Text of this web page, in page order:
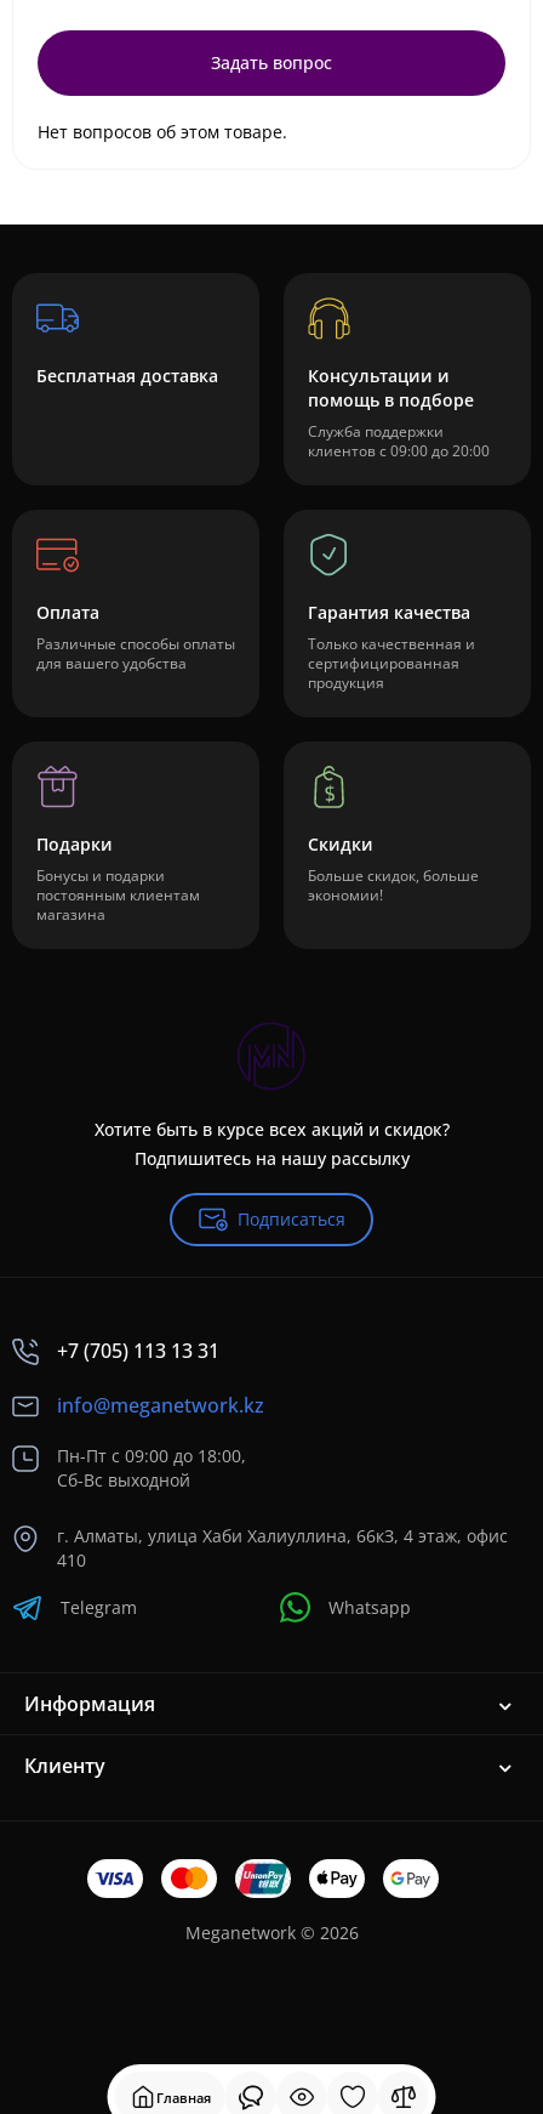
Главная
Задать вопрос
Нет вопросов об этом товаре.
Бесплатная доставка
Консультации и
помощь в подборе
Служба поддержки
клиентов с 09:00 до 20:00
Оплата
Различные способы оплаты
для вашего удобства
Гарантия качества
Только качественная и
сертифицированная
продукция
Подарки
Бонусы и подарки
постоянным клиентам
магазина
Скидки
Больше скидок, больше
экономии!
Хотите быть в курсе всех акций и скидок?
Подпишитесь на нашу рассылку
Подписаться
+7 (705) 113 13 31
info@meganetwork.kz
Пн-Пт с 09:00 до 18:00,
Сб-Вс выходной
г. Алматы, улица Хаби Халиуллина, 66кЗ, 4 этаж, офис
410
Telegram Whatsapp
Информация
Клиенту
Meganetwork © 2026